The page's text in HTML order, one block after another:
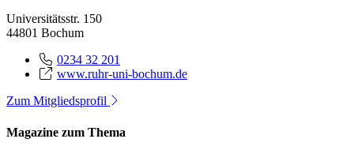
Universitätsstr. 150
44801 Bochum
0234 32 201
www.ruhr-uni-bochum.de
Zum Mitgliedsprofil
Magazine zum Thema